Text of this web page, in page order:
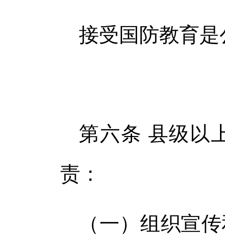
接受国防教育
第六条 县级以
责：
（一）组织宣